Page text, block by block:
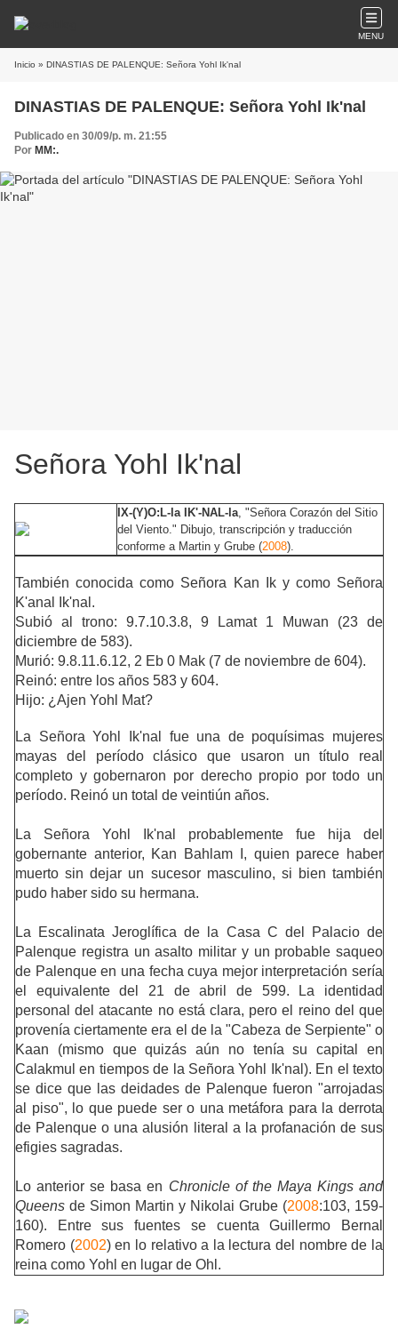
MENU
Inicio » DINASTIAS DE PALENQUE: Señora Yohl Ik'nal
DINASTIAS DE PALENQUE: Señora Yohl Ik'nal
Publicado en 30/09/p. m. 21:55
Por MM:.
Señora Yohl Ik'nal
IX-(Y)O:L-la IK'-NAL-la, "Señora Corazón del Sitio
del Viento." Dibujo, transcripción y traducción
conforme a Martin y Grube (2008).
También conocida como Señora Kan Ik y como Señora
K'anal Ik'nal.
Subió al trono: 9.7.10.3.8, 9 Lamat 1 Muwan (23 de
diciembre de 583).
Murió: 9.8.11.6.12, 2 Eb 0 Mak (7 de noviembre de 604).
Reinó: entre los años 583 y 604.
Hijo: ¿Ajen Yohl Mat?
La Señora Yohl Ik'nal fue una de poquísimas mujeres
mayas del período clásico que usaron un título real
completo y gobernaron por derecho propio por todo un
período. Reinó un total de veintiún años.
La Señora Yohl Ik'nal probablemente fue hija del
gobernante anterior, Kan Bahlam I, quien parece haber
muerto sin dejar un sucesor masculino, si bien también
pudo haber sido su hermana.
La Escalinata Jeroglífica de la Casa C del Palacio de
Palenque registra un asalto militar y un probable saqueo
de Palenque en una fecha cuya mejor interpretación sería
el equivalente del 21 de abril de 599. La identidad
personal del atacante no está clara, pero el reino del que
provenía ciertamente era el de la "Cabeza de Serpiente" o
Kaan (mismo que quizás aún no tenía su capital en
Calakmul en tiempos de la Señora Yohl Ik'nal). En el texto
se dice que las deidades de Palenque fueron "arrojadas
al piso", lo que puede ser o una metáfora para la derrota
de Palenque o una alusión literal a la profanación de sus
efigies sagradas.
Lo anterior se basa en Chronicle of the Maya Kings and
Queens de Simon Martin y Nikolai Grube (2008:103, 159-
160). Entre sus fuentes se cuenta Guillermo Bernal
Romero (2002) en lo relativo a la lectura del nombre de la
reina como Yohl en lugar de Ohl.